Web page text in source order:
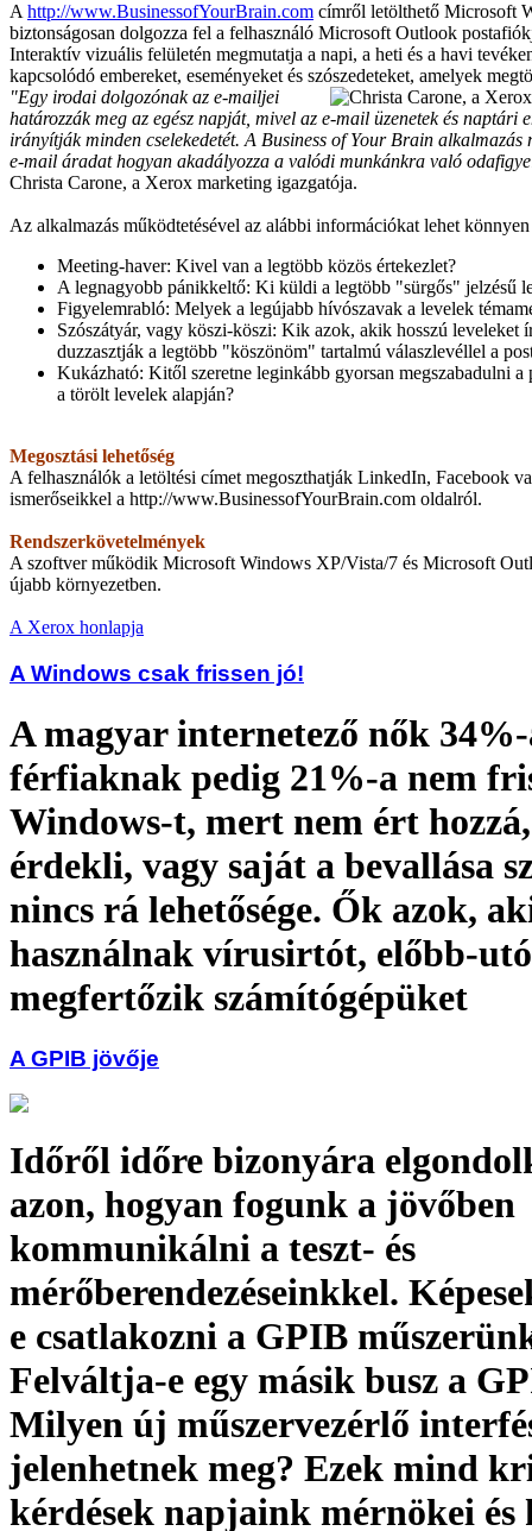
A http://www.BusinessofYourBrain.com címről letölthető Microsoft
biztonságosan dolgozza fel a felhasználó Microsoft Outlook
Interaktív vizuális felületén megmutatja a napi, a heti és a havi
kapcsolódó embereket, eseményeket és szószedeteket, amelyek
"Egy irodai dolgozónak az e-mailjei
határozzák meg az egész napját, mivel az e-mail üzenetek és naptári
irányítják minden cselekedetét. A Business of Your Brain alkalmazás
e-mail áradat hogyan akadályozza a valódi munkánkra való
Christa Carone, a Xerox marketing igazgatója.
Az alkalmazás működtetésével az alábbi információkat lehet
Meeting-haver: Kivel van a legtöbb közös értekezlet?
A legnagyobb pánikkeltő: Ki küldi a legtöbb "sürgős" jelzésű
Figyelemrabló: Melyek a legújabb hívószavak a levelek
Szószátyár, vagy köszi-köszi: Kik azok, akik hosszú leveleket
duzzasztják a legtöbb "köszönöm" tartalmú válaszlevéllel a
Kukázható: Kitől szeretne leginkább gyorsan megszabadulni a
a törölt levelek alapján?
Megosztási lehetőség
A felhasználók a letöltési címet megoszthatják LinkedIn, Facebook
ismerőseikkel a http://www.BusinessofYourBrain.com oldalról.
Rendszerkövetelmények
A szoftver működik Microsoft Windows XP/Vista/7 és Microsoft
újabb környezetben.
A Xerox honlapja
A Windows csak frissen jó!
A magyar internetező nők
férfiaknak pedig 21%-a nem
Windows-t, mert nem ért
érdekli, vagy saját a bevallása
nincs rá lehetősége. Ők azok,
használnak vírusirtót, előbb-
megfertőzik számítógépüket
A GPIB jövője
Időről időre bizonyára
azon, hogyan fogunk a jövőben
kommunikálni a teszt- és
mérőberendezéseinkkel.
e csatlakozni a GPIB
Felváltja-e egy másik busz a
Milyen új műszervezérlő
jelenhetnek meg? Ezek mind
kérdések napjaink mérnökei